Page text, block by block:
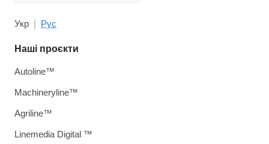
Укр Рус
Наші проєкти
Autoline™
Machineryline™
Agriline™
Linemedia Digital ™